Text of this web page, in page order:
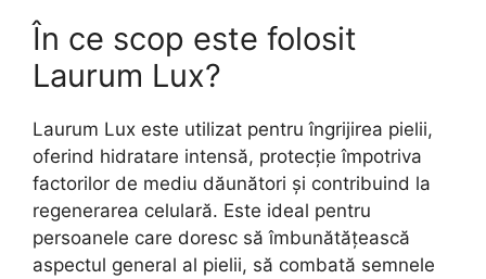
În ce scop este folosit
Laurum Lux?
Laurum Lux este utilizat pentru îngrijirea pielii,
oferind hidratare intensă, protecție împotriva
factorilor de mediu dăunători și contribuind la
regenerarea celulară. Este ideal pentru
persoanele care doresc să îmbunătățească
aspectul general al pielii, să combată semnele